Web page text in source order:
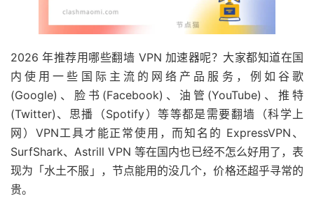
2026 年推荐用哪些翻墙 VPN 加速器呢？大家都知道在国
内使用一些国际主流的网络产品服务，例如谷歌
(Google)、脸书(Facebook)、油管(YouTube)、推特
(Twitter)、思播（Spotify）等等都是需要翻墙（科学上
网）VPN工具才能正常使用，而知名的 ExpressVPN、
SurfShark、Astrill VPN 等在国内也已经不怎么好用了，表
现为「水土不服」，节点能用的没几个，价格还超乎寻常的
贵。